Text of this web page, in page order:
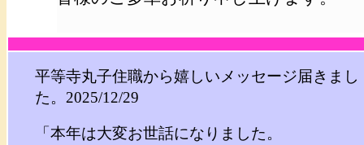
平等寺丸子住職から嬉しいメッセージ届きまし
た。2025/12/29
「本年は大変お世話になりました。